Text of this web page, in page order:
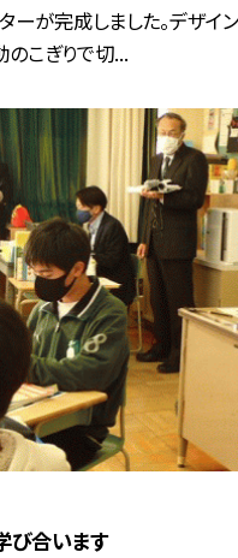
ーが完成しました。デザイ
のこぎりで切...
び合います